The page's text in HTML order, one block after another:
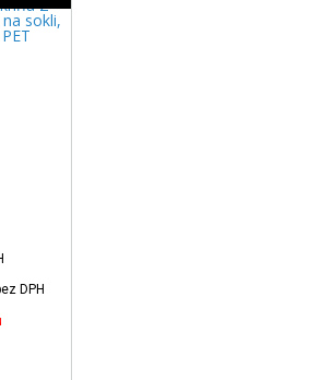
2-
sokli,
DPH